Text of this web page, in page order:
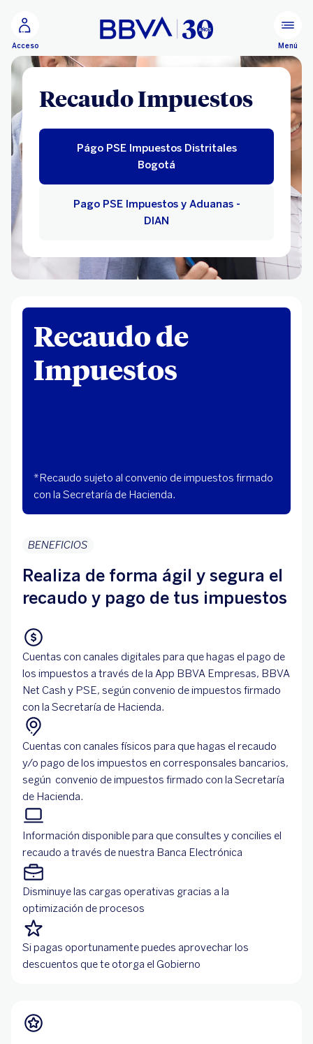
Acceso Menú
Recaudo Impuestos
Págo PSE Impuestos Distritales
Bogotá
Pago PSE Impuestos y Aduanas -
DIAN
Recaudo de
Impuestos
*Recaudo sujeto al convenio de impuestos firmado
con la Secretaría de Hacienda.
BENEFICIOS
Realiza de forma ágil y segura el
recaudo y pago de tus impuestos
Cuentas con canales digitales para que hagas el pago de
los impuestos a través de la App BBVA Empresas, BBVA
Net Cash y PSE, según convenio de impuestos firmado
con la Secretaría de Hacienda.
Cuentas con canales físicos para que hagas el recaudo
y/o pago de los impuestos en corresponsales bancarios,
según convenio de impuestos firmado con la Secretaría
de Hacienda.
Información disponible para que consultes y concilies el
recaudo a través de nuestra Banca Electrónica
Disminuye las cargas operativas gracias a la
optimización de procesos
Si pagas oportunamente puedes aprovechar los
descuentos que te otorga el Gobierno